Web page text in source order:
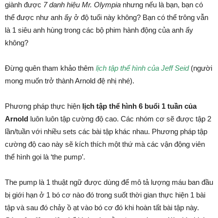
giành được 7 danh hiệu Mr. Olympia nhưng nếu là bạn, bạn có
thể được như anh ấy ở độ tuổi này không? Bạn có thể trông vẫn
là 1 siêu anh hùng trong các bộ phim hành động của anh ấy
không?
Đừng quên tham khảo thêm lịch tập thể hình của Jeff Seid(người
mong muốn trở thành Arnold đệ nhị nhé).
Phương pháp thực hiện lịch tập thể hình 6 buổi 1 tuần của
Arnold luôn luôn tập cường độ cao. Các nhóm cơ sẽ được tập 2
lần/tuần với nhiều sets các bài tập khác nhau. Phương pháp tập
cường độ cao này sẽ kích thích một thứ mà các vận động viên
thể hình gọi là ‘the pump’.
The pump là 1 thuật ngữ được dùng để mô tả lượng máu ban đầu
bị giới hạn ở 1 bó cơ nào đó trong suốt thời gian thực hiện 1 bài
tập và sau đó chảy ồ ạt vào bó cơ đó khi hoàn tất bài tập này.